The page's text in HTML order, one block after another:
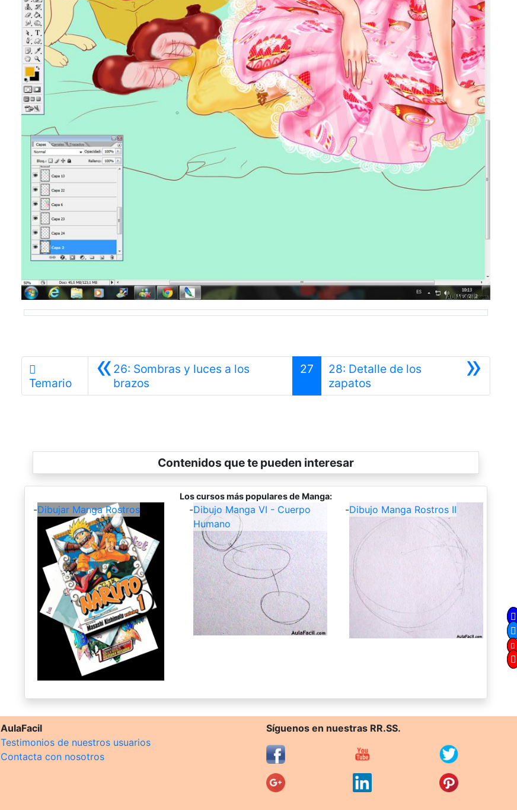
Temario «26: Sombras y luces a los
brazosAnterior
27 »
28: Detalle de los
zapatos
Contenidos que te pueden interesar
Los cursos más populares de Manga:
-Dibujar Manga Rostros -Dibujo Manga VI - Cuerpo
Humano
-Dibujo Manga Rostros II
AulaFacil
Testimonios de nuestros usuarios
Contacta con nosotros
Síguenos en nuestras RR.SS.